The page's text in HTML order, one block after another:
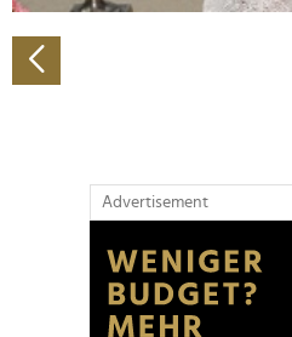
gesammelt haben.
Advertisement